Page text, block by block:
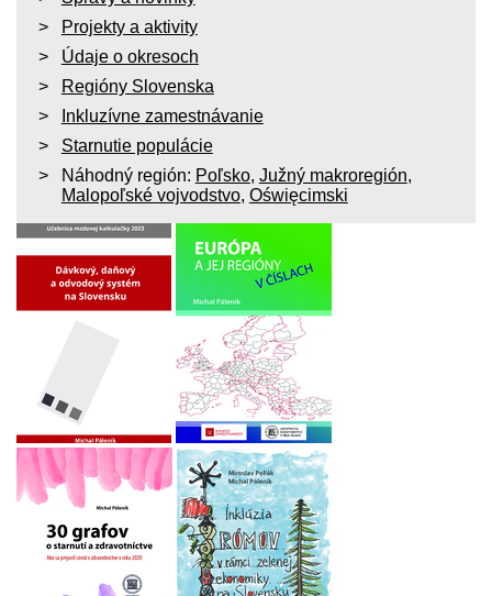
Projekty a aktivity
Údaje o okresoch
Regióny Slovenska
Inkluzívne zamestnávanie
Starnutie populácie
Náhodný región: Poľsko, Južný makroregión,
Malopoľské vojvodstvo, Oświęcimski